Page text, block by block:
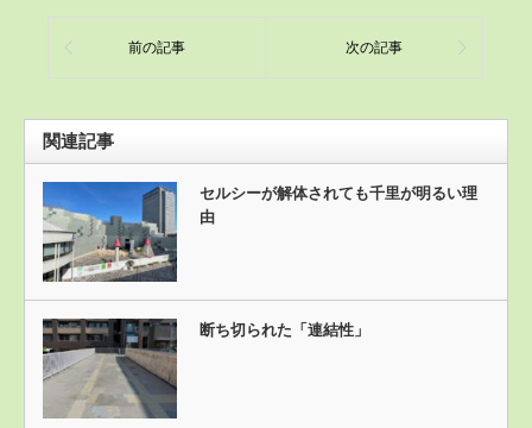
前の記事 次の記事
関連記事
セルシーが解体されても千里が明るい理
由
断ち切られた「連結性」